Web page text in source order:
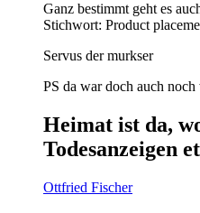
Ganz bestimmt geht es
Stichwort: Product
Servus der murkser
PS da war doch auch
Heimat ist da,
Todesanzeigen
Ottfried Fischer